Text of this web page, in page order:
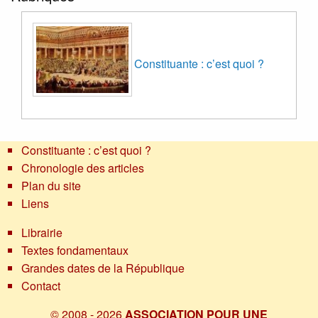
Constituante : c’est quoi ?
Constituante : c’est quoi ?
Chronologie des articles
Plan du site
Liens
Librairie
Textes fondamentaux
Grandes dates de la République
Contact
© 2008 - 2026 ASSOCIATION POUR UNE